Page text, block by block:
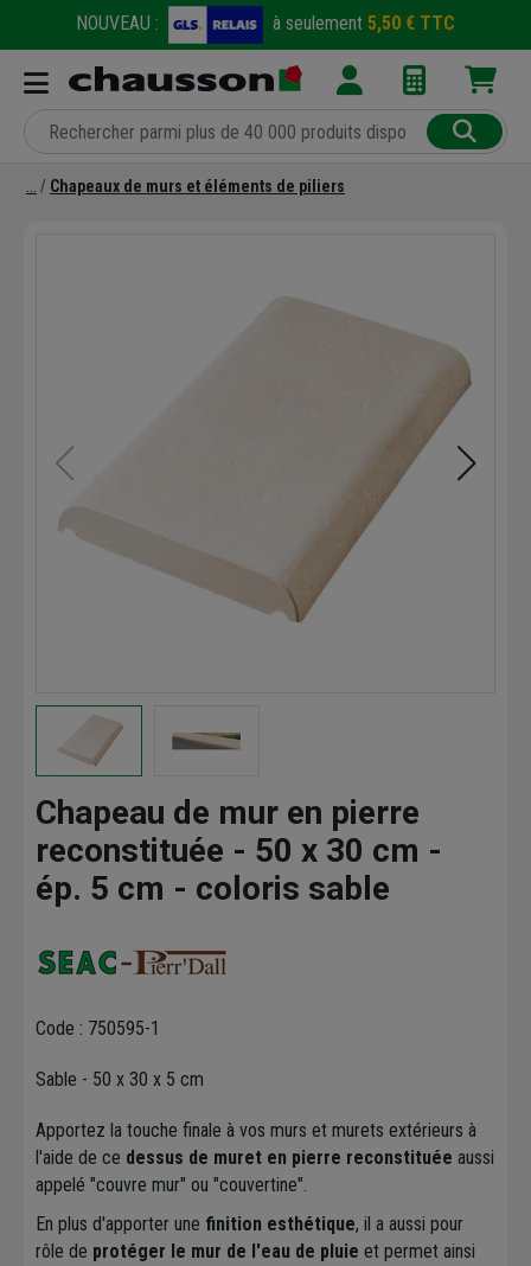
NOUVEAU : à seulement 5,50 € TTC
Chapeaux de murs et éléments de piliers
Chapeau de mur en pierre
reconstituée - 50 x 30 cm -
ép. 5 cm - coloris sable
Code : 750595-1
Sable - 50 x 30 x 5 cm
Apportez la touche finale à vos murs et murets extérieurs à
l'aide de ce dessus de muret en pierre reconstituée aussi
appelé "couvre mur" ou "couvertine".
En plus d'apporter une finition esthétique, il a aussi pour
rôle de protéger le mur de l'eau de pluie et permet ainsi